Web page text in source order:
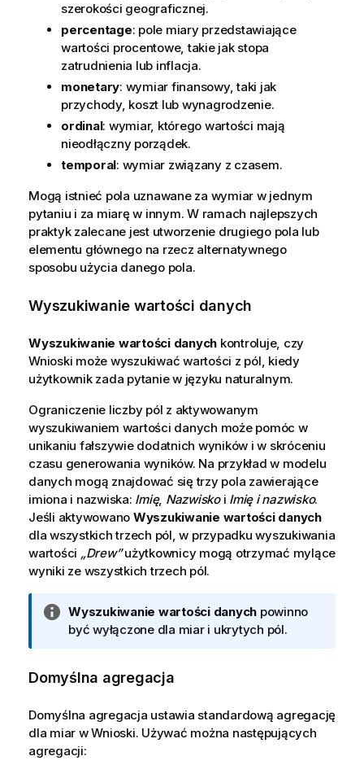
szerokości geograficznej.
percentage: pole miary przedstawiające
wartości procentowe, takie jak stopa
zatrudnienia lub inflacja.
monetary: wymiar finansowy, taki jak
przychody, koszt lub wynagrodzenie.
ordinal: wymiar, którego wartości mają
nieodłączny porządek.
temporal: wymiar związany z czasem.
Mogą istnieć pola uznawane za wymiar w jednym
pytaniu i za miarę w innym. W ramach najlepszych
praktyk zalecane jest utworzenie drugiego pola lub
elementu głównego na rzecz alternatywnego
sposobu użycia danego pola.
Wyszukiwanie wartości danych
Wyszukiwanie wartości danych kontroluje, czy
Wnioski może wyszukiwać wartości z pól, kiedy
użytkownik zada pytanie w języku naturalnym.
Ograniczenie liczby pól z aktywowanym
wyszukiwaniem wartości danych może pomóc w
unikaniu fałszywie dodatnich wyników i w skróceniu
czasu generowania wyników. Na przykład w modelu
danych mogą znajdować się trzy pola zawierające
imiona i nazwiska: Imię, Nazwiskoi Imię i nazwisko.
Jeśli aktywowano Wyszukiwanie wartości danych
dla wszystkich trzech pól, w przypadku wyszukiwania
wartości „Drew”użytkownicy mogą otrzymać mylące
wyniki ze wszystkich trzech pól.
I
n
r
a
c
j
Wyszukiwanie wartości danych powinno
być wyłączone dla miar i ukrytych pól.
Domyślna agregacja
Domyślna agregacja ustawia standardową agregację
dla miar wWnioski. Używać można następujących
agregacji: